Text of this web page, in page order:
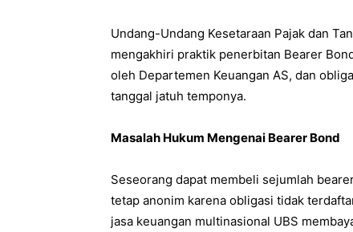
Undang-Undang Kesetaraan Pajak dan
mengakhiri praktik penerbitan Bearer
oleh Departemen Keuangan AS, dan
tanggal jatuh temponya.
Masalah Hukum Mengenai Bearer Bond
Seseorang dapat membeli sejumlah
tetap anonim karena obligasi tidak
jasa keuangan multinasional UBS